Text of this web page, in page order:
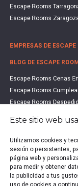
Escape Rooms
Escape Rooms
EMPRESAS DE ESCAPE
BLOG DE ESCAPE
Escape Rooms Cenas
Escape Rooms
Escape Rooms
Escape Rooms Familias
Escape Rooms
Escape Rooms San
Estudio de Mercado
Qué es un Escape Room
Este sitio web
Utilizamos cookies y
sesión o persistentes,
página web y
para medir y obtener
la publicidad a tus